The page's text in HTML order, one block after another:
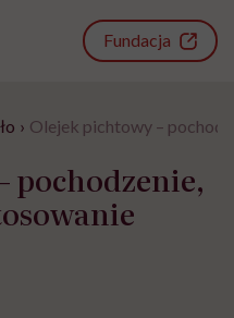
Fundacja
› Olejek pichtowy –
pochodzenie,